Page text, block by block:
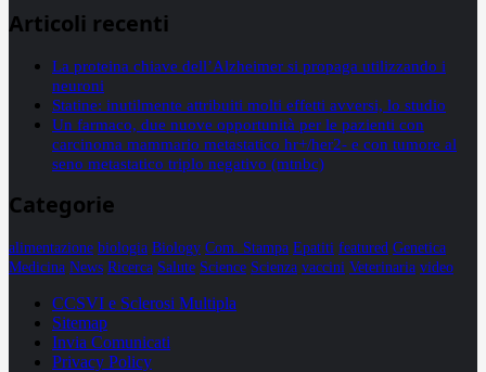
Articoli recenti
La proteina chiave dell’Alzheimer si propaga utilizzando i
neuroni
Statine: inutilmente attribuiti molti effetti avversi, lo studio
Un farmaco, due nuove opportunità per le pazienti con
carcinoma mammario metastatico hr+/her2- e con tumore al
seno metastatico triplo negativo (mtnbc)
Categorie
alimentazione biologia Biology Com. Stampa Epatiti featured Genetica
Medicina News Ricerca Salute Science Scienza vaccini Veterinaria video
CCSVI e Sclerosi Multipla
Sitemap
Invia Comunicati
Privacy Policy